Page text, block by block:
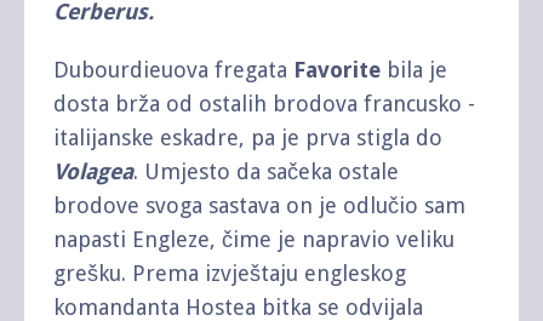
Cerberus.
Dubourdieuova fregata Favorite bila je
dosta brža od ostalih brodova francusko -
italijanske eskadre, pa je prva stigla do
Volagea. Umjesto da sačeka ostale
brodove svoga sastava on je odlučio sam
napasti Engleze, čime je napravio veliku
grešku. Prema izvještaju engleskog
komandanta Hostea bitka se odvijala